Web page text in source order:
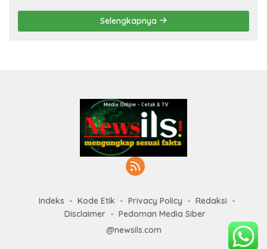
Selengkapnya
Indeks Kode Etik Privacy Policy
Redaksi
Disclaimer
Pedoman Media Siber
@newsils.com